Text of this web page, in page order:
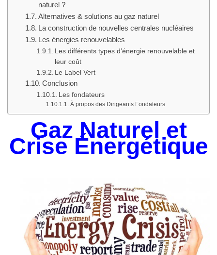
naturel ?
Alternatives & solutions au gaz naturel
La construction de nouvelles centrales nucléaires
Les énergies renouvelables
Les différents types d’énergie renouvelable et
leur coût
Le Label Vert
Conclusion
Les fondateurs
À propos des Dirigeants Fondateurs
Gaz Naturel et
Crise Énergétique